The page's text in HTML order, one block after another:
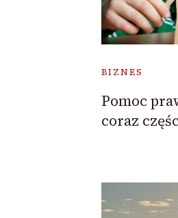
BIZNES
Pomoc
coraz